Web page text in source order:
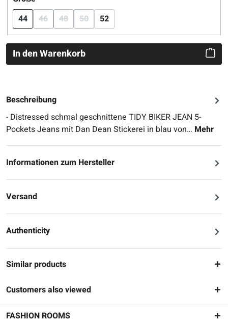
44
46(Diese Option ist zurzeit nicht verfügbar.)
48(Diese Option ist zurzeit nicht verfügbar.)
50(Diese Option ist zurzeit nicht verfügbar.)
52
In den Warenkorb
Beschreibung
- Distressed schmal geschnittene TIDY BIKER JEAN 5-
Pockets Jeans mit Dan Dean Stickerei in blau von… Mehr
Informationen zum Hersteller
Versand
Authenticity
Similar products
Customers also viewed
FASHION ROOMS